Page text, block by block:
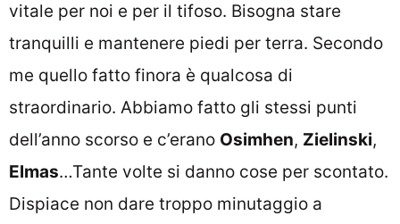
vitale per noi e per il tifoso. Bisogna stare
tranquilli e mantenere piedi per terra. Secondo
me quello fatto finora è qualcosa di
straordinario. Abbiamo fatto gli stessi punti
dell’anno scorso e c’erano Osimhen, Zielinski,
Elmas…Tante volte si danno cose per scontato.
Dispiace non dare troppo minutaggio a